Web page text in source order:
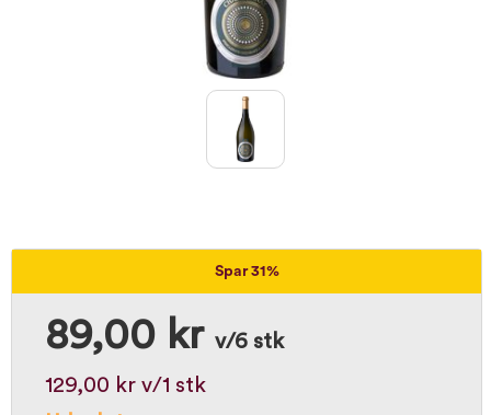
Spar 31%
89,00 kr v/6 stk
129,00 kr v/1 stk